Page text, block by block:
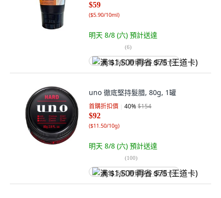
$59
($5.90/10ml)
明天 8/8 (六) 預計送達
(6)
满 $1,500 再省 $75 (王道卡)
uno 徹底堅持髮腊, 80g, 1罐
首購折扣價 40%$154
$92
($11.50/10g)
明天 8/8 (六) 預計送達
(100)
满 $1,500 再省 $75 (王道卡)